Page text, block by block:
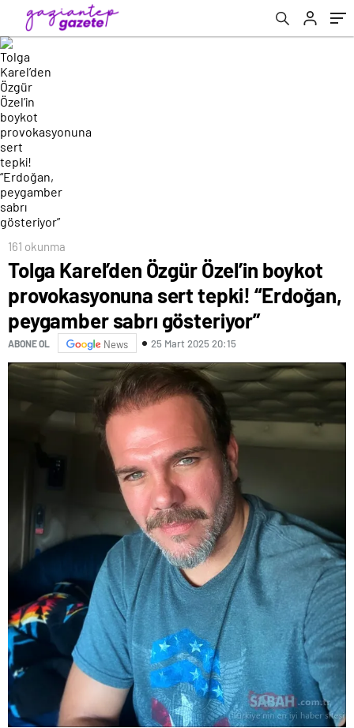
peygamber sabrı gösteriyor”
161 okunma
Tolga Karel’den Özgür Özel’in boykot
provokasyonuna sert tepki! “Erdoğan,
peygamber sabrı gösteriyor”
ABONE OL News 25 Mart 2025 20:15